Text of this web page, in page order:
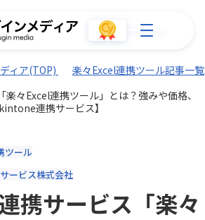
ィア(TOP)
楽々Excel連携ツール記事一覧
々Excel連携ツール」とは？強みや価格、
連携サービス】
ツール
ービス株式会社
携サービス「楽々